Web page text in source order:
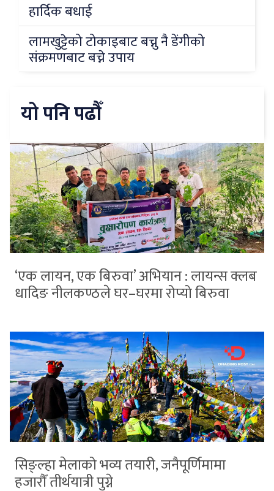
हार्दिक बधाई
लामखुट्टेको टोकाइबाट बच्नु नै डेंगीको
संक्रमणबाट बच्ने उपाय
यो पनि पढौँ
‘एक लायन, एक बिरुवा’ अभियान : लायन्स क्लब
धादिङ नीलकण्ठले घर–घरमा रोप्यो बिरुवा
सिङ्ल्हा मेलाको भव्य तयारी, जनैपूर्णिमामा
हजारौँ तीर्थयात्री पुग्ने